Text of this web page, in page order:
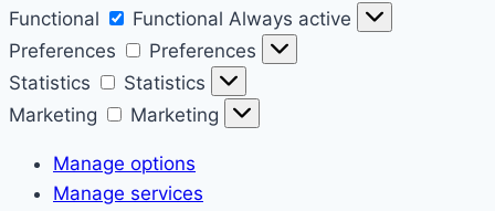
Functional
Functional Always active
Preferences
Preferences
Statistics
Statistics
Marketing
Marketing
Manage options
Manage services